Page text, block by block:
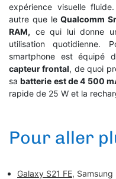
expérience visuelle
autre que leQualcomm
RAM, ce qui lui donne
utilisation
smartphone est équipé
capteur frontal, de quoi
sabatterie est de 4 500
rapide de 25 W et la
Pour aller
Galaxy S21 FE, Samsung